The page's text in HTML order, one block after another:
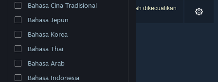
Ubah bahasa
Dapatkan Steam Mobile App
Lihat laman web desktop
Bahasa Cina Tradisional
Bahasa Jepun
Bahasa Korea
Bahasa Thai
Bahasa Arab
Bahasa Indonesia
0 hasil sepadan dengan carian anda. 4 tajuk telah dikecualikan
berdasarkan pilihan anda.